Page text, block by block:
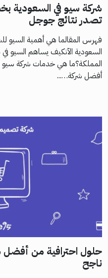
شركة سيو في السعودية
تصدر نتائج جوجل
فهرس المقالما هي أهمية السيو
السعودية الآنكيف يساهم السيو في
المملكة؟ما هي خدمات شركة سيو
أفضل شركة…...
حلول احترافية من أفضل
ناجح